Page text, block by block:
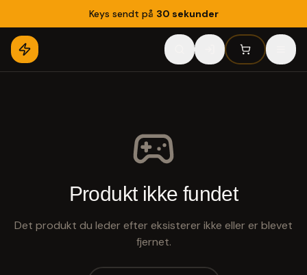
Keys sendt på 30 sekunder
Produkt ikke fundet
Det produkt du leder efter eksisterer ikke eller er blevet
fjernet.